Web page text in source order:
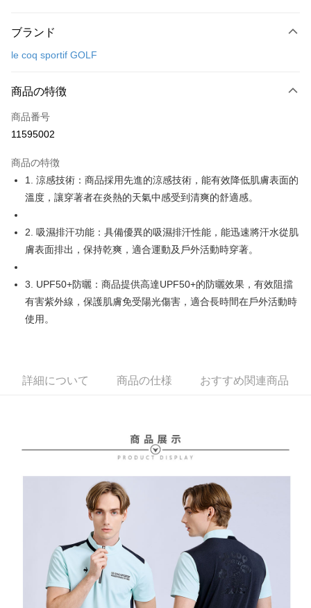
クレジットカード1回払い
LINE Pay
Apple Pay
Easy Wallet
OP Pay Later
【OP Pay Later 使用説明】
1. 本サービスは台湾大哥大によって提供され、台湾大哥大のユーザーは追
加の申請なしで即時に利用可能です。
いの回数や支払い期限を選択し、支払いを確認すると取引が完了します。
3. 実際の承認額、分割回数および費用については、後続の取引確認ページ
を基準とします。
4. 注文成立後30分以内に確認取引を行わない場合や審査が通過しない場
2. SMSのリンクを通じて請求書を開いた後、「コンビニバーコード／台湾
大直営店舗／銀行振込／街口支払い／iPASS MONEY」などのチャネルで
1. 本サービスは「台湾大哥大株式会社」（以下「当社」といいます）によ
って提供され、ユーザーが取引時に本サービスを通じて商品やサービスを
購入できるようにし、店舗が売買／分割払い売買の債権を当社に譲渡した
後、契約に基づいて当社の請求書で帳款を支払うことになります。
2. 「OP Pay Later」を利用する契約関係の目的から、店舗はあなたの個人
情報（名前、電話または住所を含む）を台湾大哥大に提供し、収集、処理
および利用するために、当社があなた本人と分割請求書に必要な情報の確
認、照合および修正を行います。
3. 完全なユーザーサービス規約については、以下のリンクを参照してくだ
AFTEE代金後払い
説明
一、 AFTEE代金後払いについて
1.お支払い方法でAFTEE代金後払いを選択すると、携帯電話認証ウィンド
2.SMSで認証してお支払い手続を進めてください。
3.注文するときのお支払いは不要です。商品はご指定の住所に配送されま
はアプリの通知に従って、4大コンビニ、またはATM/オンラインバンキン
とに計算されます。AFTEEで注文すると、商品を受け取るまで支払い期限
を延長できますが、商品を期限内に受け取れない場合があります（例：予
約商品や商品到着日が比較的遅い商品）。そのため、商品到着の有無に関
わらず、AFTEEで指定された期限内にお支払いください。
二、支払い限度額
1.初回 AFTEEを ご利用の際に、認証結果及び当社の審査の結果に基づ
き、限度額が設定されます。
2.決済金額は最低NT$20です。
3.現在、台湾の会員のみご利用いただけます。
ATM払い
付款後全家取貨
付款後7-11取貨
送料無料
ブランド
le coq sportif GOLF
商品の特徴
商品番号
11595002
商品の特徴
1. 涼感技術：商品採用先進的涼感技術，能有效降低肌膚表面的
溫度，讓穿著者在炎熱的天氣中感受到清爽的舒適感。
2. 吸濕排汗功能：具備優異的吸濕排汗性能，能迅速將汗水從肌
膚表面排出，保持乾爽，適合運動及戶外活動時穿著。
3. UPF50+防曬：商品提供高達UPF50+的防曬效果，有效阻擋
有害紫外線，保護肌膚免受陽光傷害，適合長時間在戶外活動時
使用。
詳細について 商品の仕様 おすすめ関連商品